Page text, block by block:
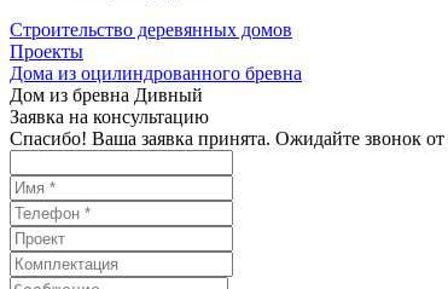
Строительство деревянных домов
Проекты
Дома из оцилиндрованного бревна
Дом из бревна Дивный
Заявка на консультацию
Спасибо! Ваша заявка принята. Ожидайте звонок